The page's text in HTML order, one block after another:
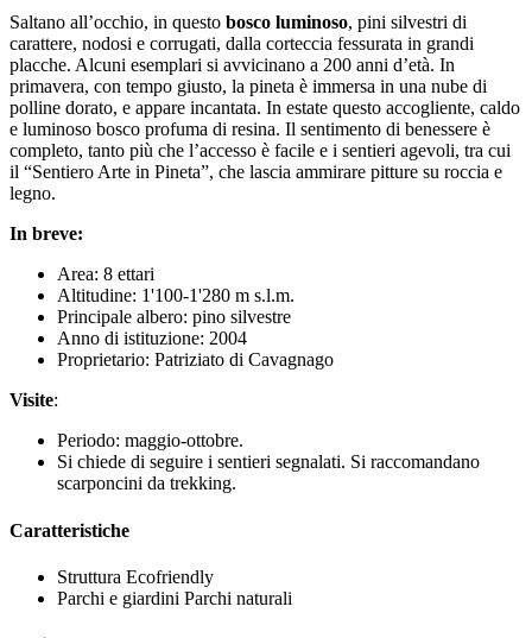
Saltano all’occhio, in questo bosco luminoso, pini silvestri di
carattere, nodosi e corrugati, dalla corteccia fessurata in grandi
placche. Alcuni esemplari si avvicinano a 200 anni d’età. In
primavera, con tempo giusto, la pineta è immersa in una nube di
polline dorato, e appare incantata. In estate questo accogliente, caldo
e luminoso bosco profuma di resina. Il sentimento di benessere è
completo, tanto più che l’accesso è facile e i sentieri agevoli, tra cui
il “Sentiero Arte in Pineta”, che lascia ammirare pitture su roccia e
legno.
In breve:
Area: 8 ettari
Altitudine: 1'100-1'280 m s.l.m.
Principale albero: pino silvestre
Anno di istituzione: 2004
Proprietario: Patriziato di Cavagnago
Visite:
Periodo: maggio-ottobre.
Si chiede di seguire i sentieri segnalati. Si raccomandano
scarponcini da trekking.
Caratteristiche
Struttura Ecofriendly
Parchi e giardini Parchi naturali